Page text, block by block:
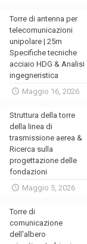
Torre di antenna per
telecomunicazioni
unipolare | 25m
Specifiche tecniche
acciaio HDG & Analisi
ingegneristica
Maggio 16, 2026
Struttura della torre
della linea di
trasmissione aerea &
Ricerca sulla
progettazione delle
fondazioni
Maggio 5, 2026
Torre di
comunicazione
dell'albero